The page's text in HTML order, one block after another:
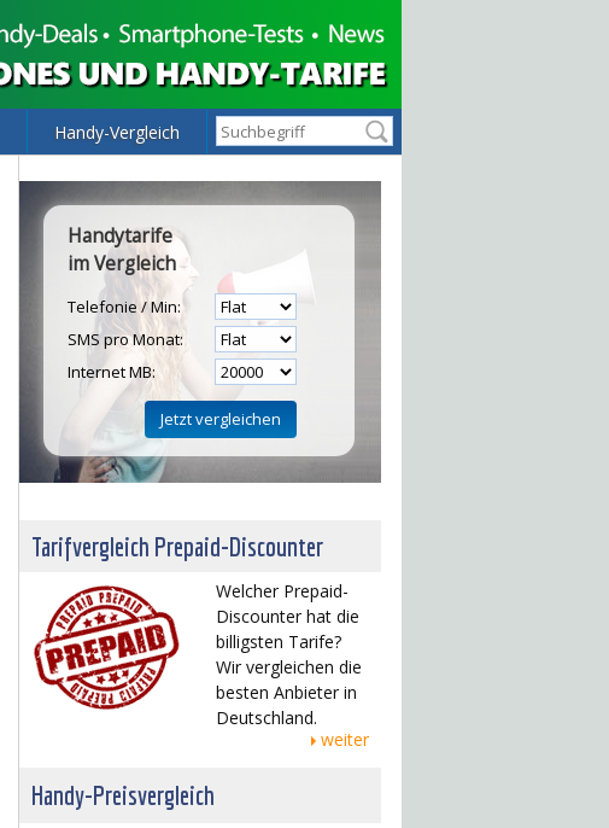
Handy-Vergleich
Handytarife
im Vergleich
Telefonie / Min:
SMS pro Monat:
Internet MB:
Tarifvergleich Prepaid-Discounter
Welcher Prepaid-
Discounter hat die
billigsten Tarife?
Wir vergleichen die
besten Anbieter in
Deutschland.
weiter
Handy-Preisvergleich